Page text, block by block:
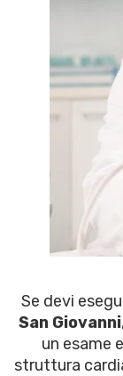
Se devi
San Giovanni
un esame
struttura